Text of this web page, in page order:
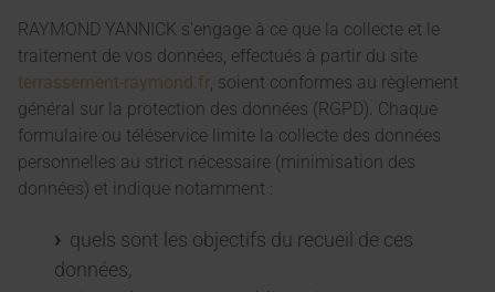
RAYMOND YANNICK s'engage à ce que la collecte et le
traitement de vos données, effectués à partir du site
terrassement-raymond.fr , soient conformes au règlement
général sur la protection des données (RGPD). Chaque
formulaire ou téléservice limite la collecte des données
personnelles au strict nécessaire (minimisation des
données) et indique notamment :
quels sont les objectifs du recueil de ces
données,